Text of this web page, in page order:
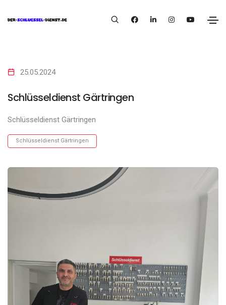
25.05.2024
Schlüsseldienst Gärtringen
Schlüsseldienst Gärtringen
Schlüsseldienst Gärtringen